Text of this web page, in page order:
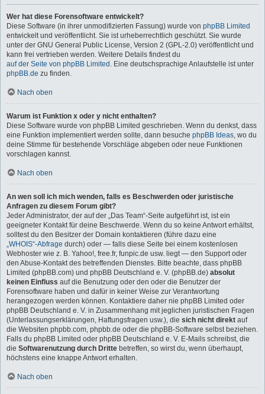
Wer hat diese Forensoftware entwickelt?
Diese Software (in ihrer unmodifizierten Fassung) wurde von phpBB Limited
entwickelt und veröffentlicht. Sie ist urheberrechtlich geschützt. Sie wurde
unter der GNU General Public License, Version 2 (GPL-2.0) veröffentlicht und
kann frei vertrieben werden. Weitere Details findest du
auf der Seite von phpBB Limited . Eine deutschsprachige Anlaufstelle ist unter
phpBB.de zu finden.
Nach oben
Warum ist Funktion x oder y nicht enthalten?
Diese Software wurde von phpBB Limited geschrieben. Wenn du denkst, dass
eine Funktion implementiert werden sollte, dann besuche phpBB Ideas, wo du
deine Stimme für bestehende Vorschläge abgeben oder neue Funktionen
vorschlagen kannst.
Nach oben
An wen soll ich mich wenden, falls es Beschwerden oder juristische
Anfragen zu diesem Forum gibt?
Jeder Administrator, der auf der „Das Team“-Seite aufgeführt ist, ist ein
geeigneter Kontakt für deine Beschwerde. Wenn du so keine Antwort erhältst,
solltest du den Besitzer der Domain kontaktieren (führe dazu eine
„WHOIS“-Abfrage durch) oder — falls diese Seite bei einem kostenlosen
Webhoster wie z. B. Yahoo!, free.fr, funpic.de usw. liegt — den Support oder
den Abuse-Kontakt des betreffenden Dienstes. Bitte beachte, dass phpBB
Limited (phpBB.com) und phpBB Deutschland e. V. (phpBB.de) absolut
keinen Einfluss auf die Benutzung oder den oder die Benutzer der
Forensoftware haben und dafür in keiner Weise zur Verantwortung
herangezogen werden können. Kontaktiere daher nie phpBB Limited oder
phpBB Deutschland e. V. in Zusammenhang mit jeglichen juristischen Fragen
(Unterlassungserklärungen, Haftungsfragen usw.), die sich nicht direkt auf
die Websiten phpbb.com, phpbb.de oder die phpBB-Software selbst beziehen.
Falls du phpBB Limited oder phpBB Deutschland e. V. E-Mails schreibst, die
die Softwarenutzung durch Dritte betreffen, so wirst du, wenn überhaupt,
höchstens eine knappe Antwort erhalten.
Nach oben